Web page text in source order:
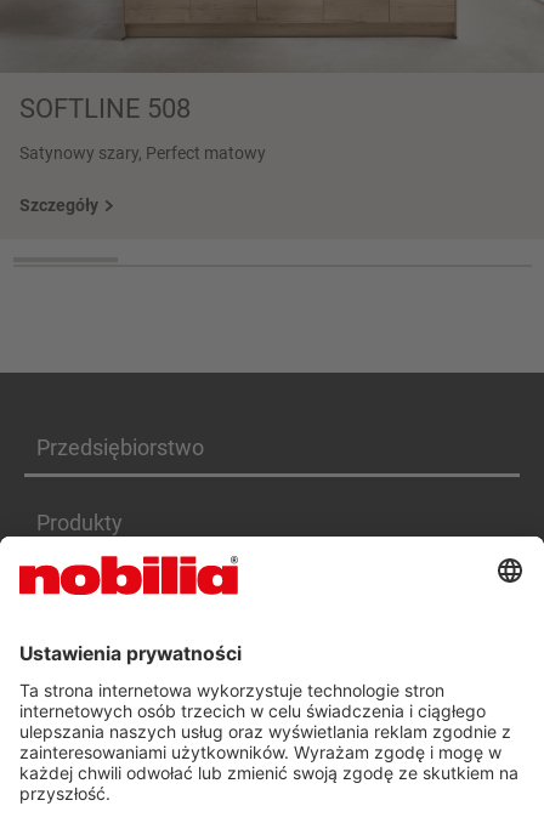
SOFTLINE 508
Satynowy szary, Perfect matowy
Szczegóły
Przedsiębiorstwo
Produkty
Serwis
Kariera
DEKLARACJA DOSTĘPNOŚCI PL